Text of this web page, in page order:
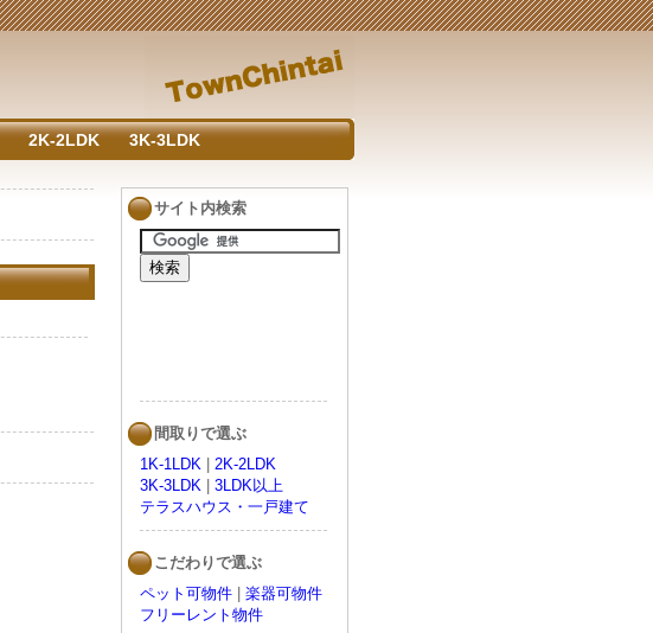
2K-2LDK 3K-3LDK
サイト内検索
間取りで選ぶ
1K-1LDK
2K-2LDK
3K-3LDK
3LDK以上
テラスハウス・一戸建て
こだわりで選ぶ
ペット可物件
楽器可物件
フリーレント物件